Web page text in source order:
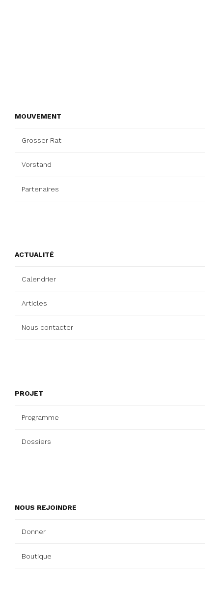
MOUVEMENT
Grosser Rat
Vorstand
Partenaires
ACTUALITÉ
Calendrier
Articles
Nous contacter
PROJET
Programme
Dossiers
NOUS REJOINDRE
Donner
Boutique